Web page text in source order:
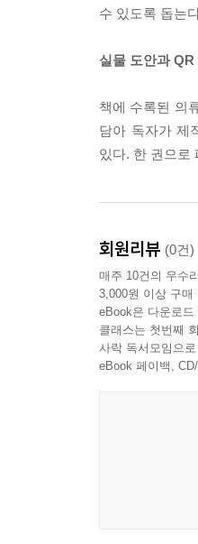
수 있도록 돕는
실물 도안과
책에 수록된 의
담아 독자가 제
있다. 한 권으로
회원리뷰 (0건)
매주 10건의 우수
3,000원 이상 구매
eBook은 다운로
클래스는 첫번째
사락 독서모임으
eBook 페이백,